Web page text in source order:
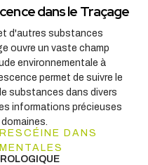
dans le Traçage
d'autres substances
ouvre un vaste champ
environnementale à
permet de suivre le
substances dans divers
informations précieuses
DANS